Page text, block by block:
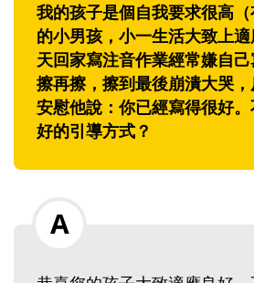
我的孩子是個自我要求很高（
的小男孩，小一生活大致上
天回家寫注音作業經常嫌自
擦再擦，擦到最後崩潰大哭
安慰他說：你已經寫得很好
好的引導方式？